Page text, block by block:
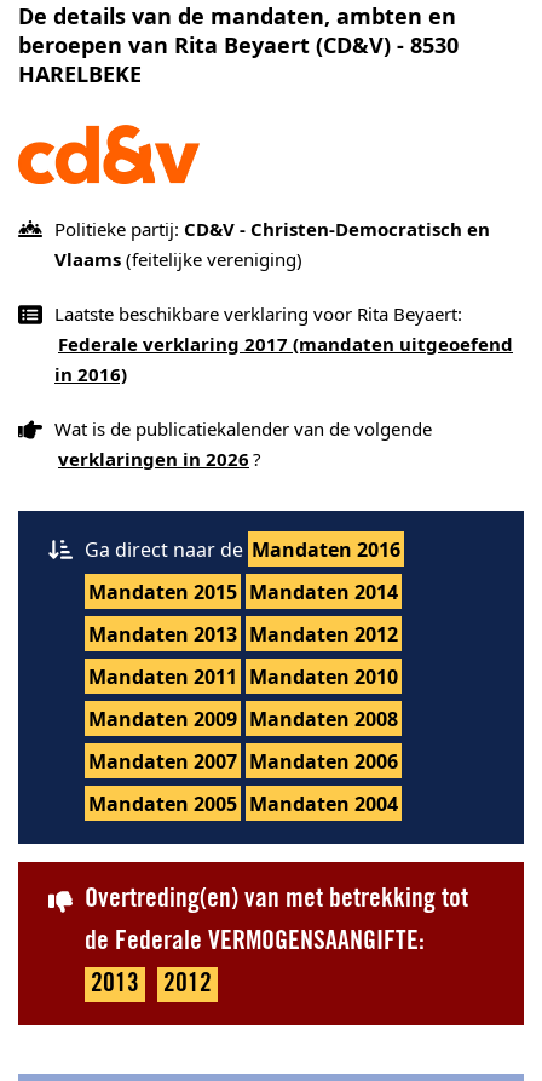
De details van de mandaten, ambten en
beroepen van Rita Beyaert (CD&V) - 8530
HARELBEKE
Politieke partij: CD&V - Christen-Democratisch en
Vlaams (feitelijke vereniging)
Laatste beschikbare verklaring voor Rita Beyaert:
Federale verklaring 2017 (mandaten uitgeoefend
in 2016)
Wat is de publicatiekalender van de volgende
verklaringen in 2026 ?
Ga direct naar de Mandaten 2016
Mandaten 2015 Mandaten 2014
Mandaten 2013 Mandaten 2012
Mandaten 2011 Mandaten 2010
Mandaten 2009 Mandaten 2008
Mandaten 2007 Mandaten 2006
Mandaten 2005 Mandaten 2004
Overtreding(en) van met betrekking tot
de Federale VERMOGENSAANGIFTE:
2013
2012